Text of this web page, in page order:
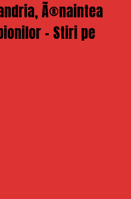
Ã®naintea
– Stiri pe